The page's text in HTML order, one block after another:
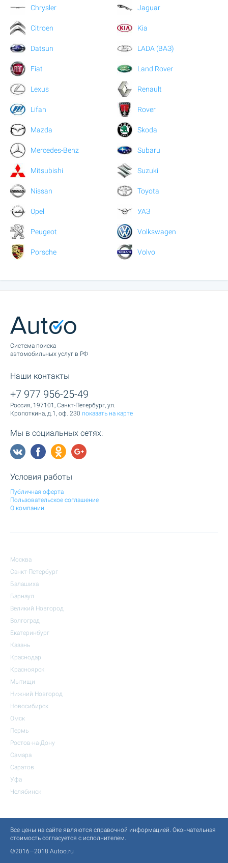
Chrysler
Citroen
Datsun
Fiat
Jaguar
Kia
LADA (ВАЗ)
Land Rover
Lexus
Lifan
Mazda
Mercedes-Benz
Mitsubishi
Nissan
Opel
Peugeot
Porsche
Renault
Rover
Skoda
Subaru
Suzuki
Toyota
УАЗ
Volkswagen
Volvo
Cистема поиска
автомобильных услуг в РФ
Наши контакты
+7 977 956-25-49
Россия, 197101, Санкт-Петербург, ул.
Кропоткина, д.1, оф. 230 показать на карте
Мы в социальных сетях:
Условия работы
Публичная оферта
Пользовательское соглашение
О компании
Москва
Санкт-Петербург
Балашиха
Барнаул
Великий Новгород
Волгоград
Екатеринбург
Казань
Краснодар
Красноярск
Мытищи
Нижний Новгород
Новосибирск
Омск
Пермь
Ростов-на-Дону
Самара
Саратов
Уфа
Челябинск
Все цены на сайте являются справочной информацией. Окончательная
стоимость согласуется с исполнителем.
©2016—2018 Autoo.ru